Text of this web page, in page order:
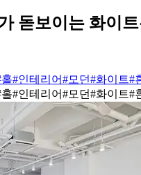
돋보이는 화이
#인테리어#모던#화이트#
#인테리어#모던#화이트#